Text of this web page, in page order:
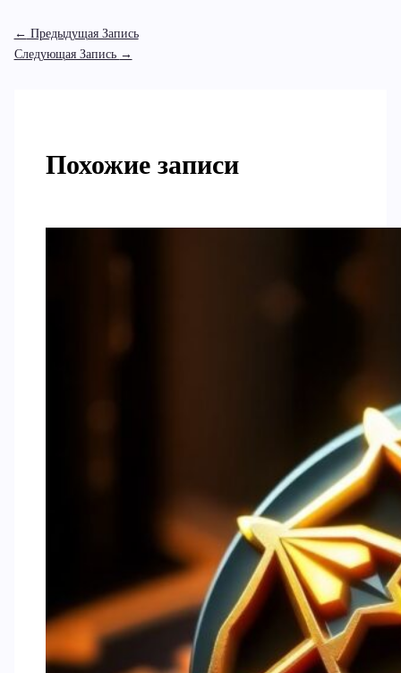
← Предыдущая Запись
Следующая Запись →
Похожие записи